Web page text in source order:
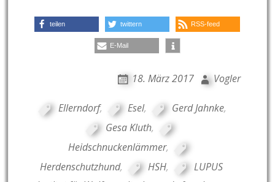
teilen twittern RSS-feed
E-Mail
18. März 2017 Vogler
Ellerndorf, Esel, Gerd Jahnke,
Gesa Kluth,
Heidschnuckenlämmer,
Herdenschutzhund, HSH,
LUPUS